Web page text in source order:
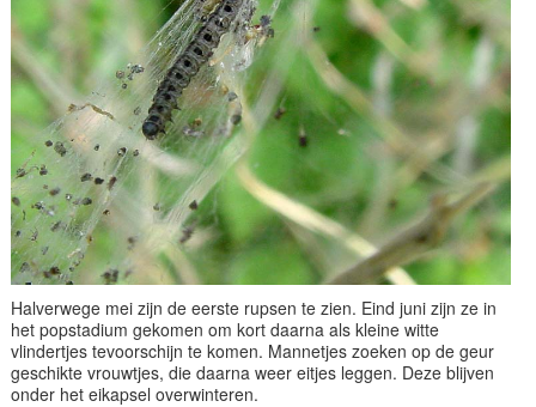
Halverwege mei zijn de eerste rupsen te zien. Eind juni zijn ze in
het popstadium gekomen om kort daarna als kleine witte
vlindertjes tevoorschijn te komen. Mannetjes zoeken op de geur
geschikte vrouwtjes, die daarna weer eitjes leggen. Deze blijven
onder het eikapsel overwinteren.